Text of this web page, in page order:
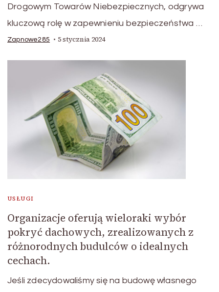
Drogowym Towarów Niebezpiecznych, odgrywa
kluczową rolę w zapewnieniu bezpieczeństwa …
Zapnowe285 5 stycznia 2024
USŁUGI
Organizacje oferują wieloraki wybór
pokryć dachowych, zrealizowanych z
różnorodnych budulców o idealnych
cechach.
Jeśli zdecydowaliśmy się na budowę własnego